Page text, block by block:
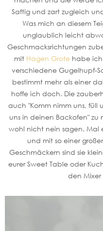
Saftig und zart zugleich
Was mich an diesem
unglaublich leicht
Geschmacksrichtungen
mit Hagen Grotehabe ich
verschiedene Gugelhupf-
bestimmt mehr als einer
hoffe ich doch. Die
auch "Komm nimm uns, füll
uns in deinen Backofen"
wohl nicht nein sagen. Mal
und mit so einer
Geschmäckern sind sie
eurer Sweet Table oder
den Mixer